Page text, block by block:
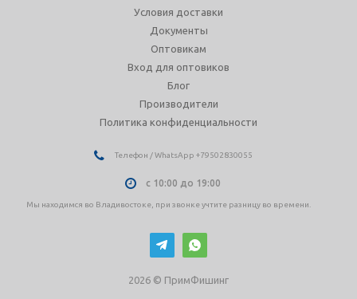
Условия доставки
Документы
Оптовикам
Вход для оптовиков
Блог
Производители
Политика конфиденциальности
Телефон / WhatsApp +79502830055
с 10:00 до 19:00
Мы находимся во Владивостоке, при звонке учтите разницу во времени.
2026 © ПримФишинг